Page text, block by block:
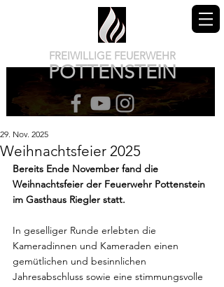
FREIWILLIGE FEUERWEHR
POTTENSTEIN
Weihnachtsfeier 2025
29. Nov. 2025
Bereits Ende November fand die
Weihnachtsfeier der Feuerwehr Pottenstein
im Gasthaus Riegler statt.
In geselliger Runde erlebten die
Kameradinnen und Kameraden einen
gemütlichen und besinnlichen
Jahresabschluss sowie eine stimmungsvolle